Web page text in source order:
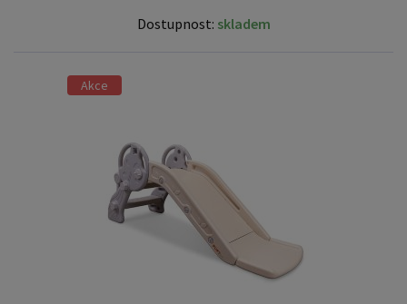
Dostupnost: skladem
Akce